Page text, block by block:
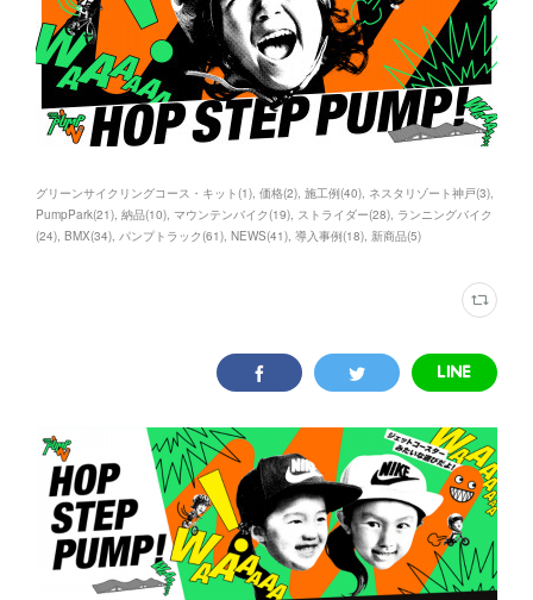
グリーンサイクリングコース・キット(1) 価格(2) 施工例(40) ネスタリゾート神戸(3)
PumpPark(21) 納品(10) マウンテンバイク(19) ストライダー(28) ランニングバイク
(24) BMX(34) パンプトラック(61) NEWS(41) 導入事例(18) 新商品(5)